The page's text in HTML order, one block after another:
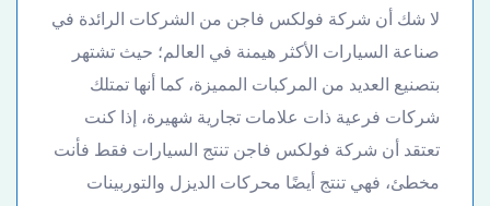
لا شك أن شركة فولكس فاجن من الشركات الرائدة في
صناعة السيارات الأكثر هيمنة في العالم؛ حيث تشتهر
بتصنيع العديد من المركبات المميزة، كما أنها تمتلك
شركات فرعية ذات علامات تجارية شهيرة، إذا كنت
تعتقد أن شركة فولكس فاجن تنتج السيارات فقط فأنت
مخطئ، فهي تنتج أيضًا محركات الديزل والتوربينات